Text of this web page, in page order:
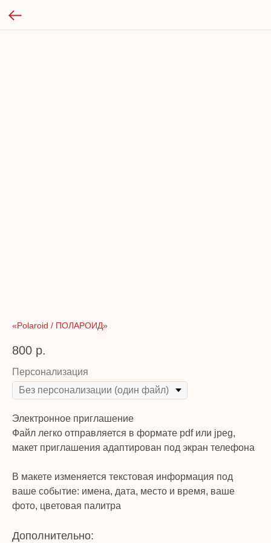
«Рolaroid / ПОЛАРОИД»
800 р.
Персонализация
Электронное приглашение
Файл легко отправляется в формате pdf или jpeg,
макет приглашения адаптирован под экран телефона
В макете изменяется текстовая информация под
ваше событие: имена, дата, место и время, ваше
фото, цветовая палитра
Дополнительно: